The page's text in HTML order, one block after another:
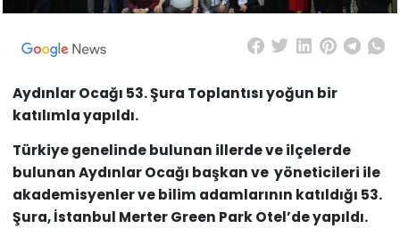
Aydınlar Ocağı 53. Şura Toplantısı yoğun bir
katılımla yapıldı.
Türkiye genelinde bulunan illerde ve ilçelerde
bulunan Aydınlar Ocağı başkan ve yöneticileri ile
akademisyenler ve bilim adamlarının katıldığı 53.
Şura, İstanbul Merter Green Park Otel’de yapıldı.